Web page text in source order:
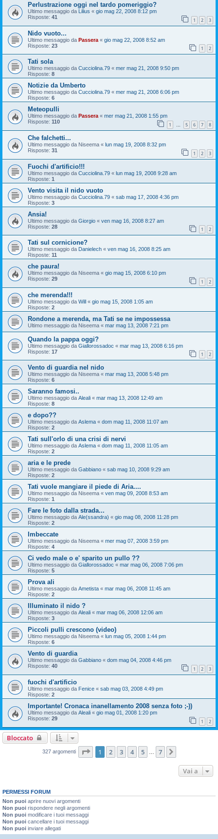
Perlustrazione oggi nel tardo pomeriggio?
Ultimo messaggio da Lilius « gio mag 22, 2008 8:12 pm
Risposte: 41 1 2 3
Nido vuoto...
Ultimo messaggio da Passera « gio mag 22, 2008 8:52 am
Risposte: 23 1 2
Tati sola
Ultimo messaggio da Cucciolina.79 « mer mag 21, 2008 9:50 pm
Risposte: 8
Notizie da Umberto
Ultimo messaggio da Cucciolina.79 « mer mag 21, 2008 6:06 pm
Risposte: 6
Meteopulli
Ultimo messaggio da Passera « mer mag 21, 2008 1:55 pm
Risposte: 110 1 … 5 6 7 8
Che falchetti...
Ultimo messaggio da Niseema « lun mag 19, 2008 8:32 pm
Risposte: 31 1 2 3
Fuochi d'artificio!!!
Ultimo messaggio da Cucciolina.79 « lun mag 19, 2008 9:28 am
Risposte: 1
Vento visita il nido vuoto
Ultimo messaggio da Cucciolina.79 « sab mag 17, 2008 4:36 pm
Risposte: 3
Ansia!
Ultimo messaggio da Giorgio « ven mag 16, 2008 8:27 am
Risposte: 28 1 2
Tati sul cornicione?
Ultimo messaggio da Danielech « ven mag 16, 2008 8:25 am
Risposte: 11
che paura!
Ultimo messaggio da Niseema « gio mag 15, 2008 6:10 pm
Risposte: 29 1 2
che merenda!!!
Ultimo messaggio da Will « gio mag 15, 2008 1:05 am
Risposte: 2
Rondone a merenda, ma Tati se ne impossessa
Ultimo messaggio da Niseema « mar mag 13, 2008 7:21 pm
Quando la pappa oggi?
Ultimo messaggio da Giallorossadoc « mar mag 13, 2008 6:16 pm
Risposte: 17 1 2
Vento di guardia nel nido
Ultimo messaggio da Niseema « mar mag 13, 2008 5:48 pm
Risposte: 6
Saranno famosi..
Ultimo messaggio da Aleali « mar mag 13, 2008 12:49 am
Risposte: 8
e dopo??
Ultimo messaggio da Aslema « dom mag 11, 2008 11:07 am
Risposte: 2
Tati sull'orlo di una crisi di nervi
Ultimo messaggio da Aslema « dom mag 11, 2008 11:05 am
Risposte: 2
aria e le prede
Ultimo messaggio da Gabbiano « sab mag 10, 2008 9:29 am
Risposte: 2
Tati vuole mangiare il piede di Aria....
Ultimo messaggio da Niseema « ven mag 09, 2008 8:53 am
Risposte: 1
Fare le foto dalla strada...
Ultimo messaggio da Ale(ssandra) « gio mag 08, 2008 11:28 pm
Risposte: 2
Imbeccate
Ultimo messaggio da Niseema « mer mag 07, 2008 3:59 pm
Risposte: 4
Ci vedo male o e' sparito un pullo ??
Ultimo messaggio da Giallorossadoc « mar mag 06, 2008 7:06 pm
Risposte: 5
Prova ali
Ultimo messaggio da Ametista « mar mag 06, 2008 11:45 am
Risposte: 2
Illuminato il nido ?
Ultimo messaggio da Aleali « mar mag 06, 2008 12:06 am
Risposte: 3
Piccoli pulli crescono (video)
Ultimo messaggio da Niseema « lun mag 05, 2008 1:44 pm
Risposte: 6
Vento di guardia
Ultimo messaggio da Gabbiano « dom mag 04, 2008 4:46 pm
Risposte: 40 1 2 3
fuochi d'artificio
Ultimo messaggio da Fenice « sab mag 03, 2008 4:49 pm
Risposte: 2
Importante! Cronaca inanellamento 2008 senza foto ;-))
Ultimo messaggio da Aleali « gio mag 01, 2008 1:20 pm
Risposte: 29 1 2
Bloccato
327 argomenti Pagina di
1 2 3 4 5 7
Vai a
PERMESSI FORUM
Non puoi aprire nuovi argomenti
Non puoi rispondere negli argomenti
Non puoi modificare i tuoi messaggi
Non puoi cancellare i tuoi messaggi
Non puoi inviare allegati